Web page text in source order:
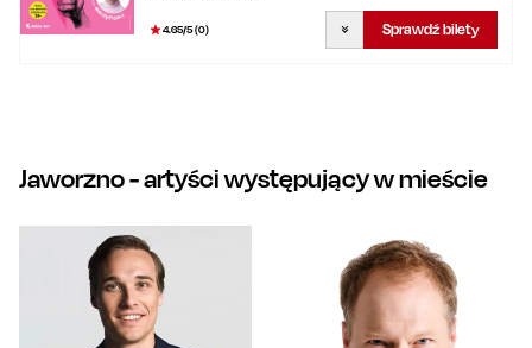
4.65/5 (0) Sprawdź bilety
Jaworzno- artyści występujący w mieście